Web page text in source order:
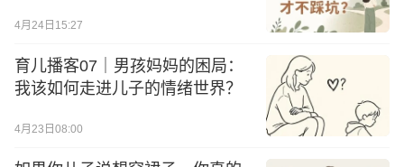
4月24日15:27
育儿播客07｜男孩妈妈的困局：
我该如何走进儿子的情绪世界？
4月23日08:00